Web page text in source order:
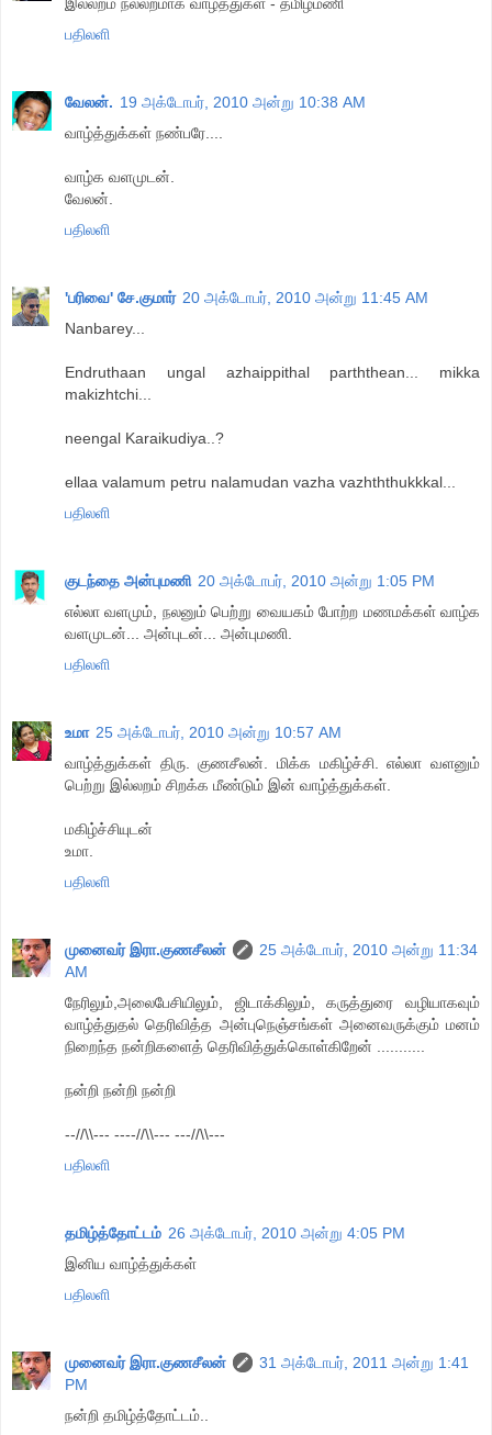
இல்லறம் நல்லறமாக வாழ்த்துகள் - தமிழ்மணி
பதிலளி
வேலன். 19 அக்டோபர், 2010 அன்று 10:38 AM
வாழ்த்துக்கள் நண்பரே....
வாழ்க வளமுடன்.
வேலன்.
பதிலளி
'பரிவை' சே.குமார் 20 அக்டோபர், 2010 அன்று 11:45 AM
Nanbarey...
Endruthaan ungal azhaippithal parththean... mikka
makizhtchi...
neengal Karaikudiya..?
ellaa valamum petru nalamudan vazha vazhththukkkal...
பதிலளி
குடந்தை அன்புமணி 20 அக்டோபர், 2010 அன்று 1:05 PM
எல்லா வளமும், நலனும் பெற்று வையகம் போற்ற மணமக்கள் வாழ்க
வளமுடன்... அன்புடன்... அன்புமணி.
பதிலளி
உமா 25 அக்டோபர், 2010 அன்று 10:57 AM
வாழ்த்துக்கள் திரு. குணசீலன். மிக்க மகிழ்ச்சி. எல்லா வளனும்
பெற்று இல்லறம் சிறக்க மீண்டும் இன் வாழ்த்துக்கள்.
மகிழ்ச்சியுடன்
உமா.
பதிலளி
முனைவர் இரா.குணசீலன்
25 அக்டோபர், 2010 அன்று 11:34
AM
நேரிலும்,அலைபேசியிலும், ஜிடாக்கிலும், கருத்துரை வழியாகவும்
வாழ்த்துதல் தெரிவித்த அன்புநெஞ்சங்கள் அனைவருக்கும் மனம்
நிறைந்த நன்றிகளைத் தெரிவித்துக்கொள்கிறேன் ...........
நன்றி நன்றி நன்றி
--//\\--- ----//\\--- ---//\\---
பதிலளி
தமிழ்த்தோட்டம் 26 அக்டோபர், 2010 அன்று 4:05 PM
இனிய வாழ்த்துக்கள்
பதிலளி
முனைவர் இரா.குணசீலன்
31 அக்டோபர், 2011 அன்று 1:41
PM
நன்றி தமிழ்த்தோட்டம்..